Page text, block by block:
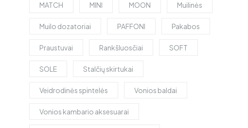
MATCH MINI MOON Muilinės
Muilo dozatoriai PAFFONI Pakabos
Praustuvai Rankšluosčiai SOFT
SOLE Stalčių skirtukai
Veidrodinės spintelės Vonios baldai
Vonios kambario aksesuarai